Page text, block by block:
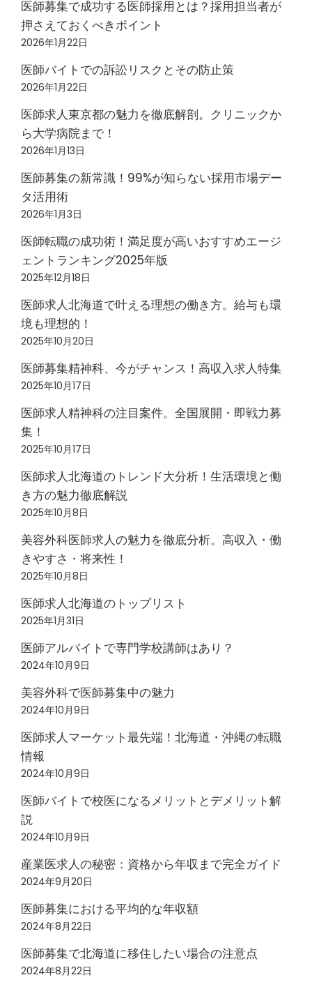
医師募集で成功する医師採用とは？採用担当者が
押さえておくべきポイント
2026年1月22日
医師バイトでの訴訟リスクとその防止策
2026年1月22日
医師求人東京都の魅力を徹底解剖。クリニックか
ら大学病院まで！
2026年1月13日
医師募集の新常識！99%が知らない採用市場デー
タ活用術
2026年1月3日
医師転職の成功術！満足度が高いおすすめエージ
ェントランキング2025年版
2025年12月18日
医師求人北海道で叶える理想の働き方。給与も環
境も理想的！
2025年10月20日
医師募集精神科、今がチャンス！高収入求人特集
2025年10月17日
医師求人精神科の注目案件。全国展開・即戦力募
集！
2025年10月17日
医師求人北海道のトレンド大分析！生活環境と働
き方の魅力徹底解説
2025年10月8日
美容外科医師求人の魅力を徹底分析。高収入・働
きやすさ・将来性！
2025年10月8日
医師求人北海道のトップリスト
2025年1月31日
医師アルバイトで専門学校講師はあり？
2024年10月9日
美容外科で医師募集中の魅力
2024年10月9日
医師求人マーケット最先端！北海道・沖縄の転職
情報
2024年10月9日
医師バイトで校医になるメリットとデメリット解
説
2024年10月9日
産業医求人の秘密：資格から年収まで完全ガイド
2024年9月20日
医師募集における平均的な年収額
2024年8月22日
医師募集で北海道に移住したい場合の注意点
2024年8月22日